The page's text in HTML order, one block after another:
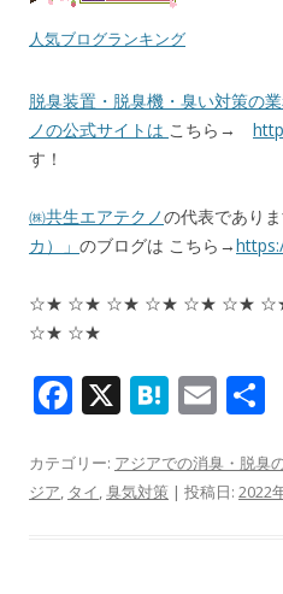
人気ブログランキング
脱臭装置・脱臭機・臭い対策の
ノの公式サイトは こちら→
す！
㈱共生エアテクノの代表であり
カ）」 のブログは こちら→
☆★ ☆★ ☆★ ☆★ ☆★ ☆★
☆★ ☆★
F
e
b
X H
e
n
E
ai
l
カテゴリー: アジアでの消臭・脱臭
ジア, タイ,臭気対策 | 投稿日: 2022